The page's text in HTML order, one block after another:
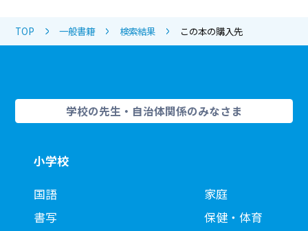
TOP 一般書籍 検索結果 この本の購入先
学校の先生・自治体関係のみなさま
小学校
国語
書写
家庭
保健・体育